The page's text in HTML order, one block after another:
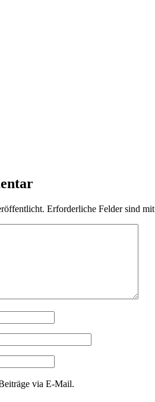
Erforderliche Felder sind mit
via E-Mail.